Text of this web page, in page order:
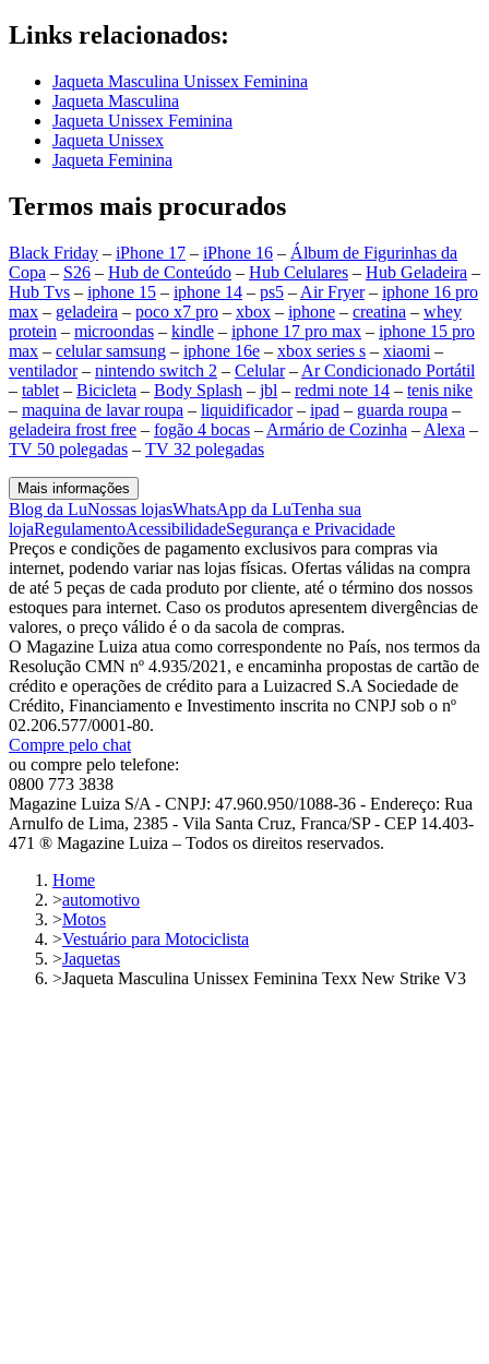
Links relacionados:
Jaqueta Masculina Unissex Feminina
Jaqueta Masculina
Jaqueta Unissex Feminina
Jaqueta Unissex
Jaqueta Feminina
Termos mais procurados
Black Friday – iPhone 17 – iPhone 16 – Álbum de Figurinhas da
Copa – S26 – Hub de Conteúdo – Hub Celulares – Hub Geladeira –
Hub Tvs – iphone 15 – iphone 14 – ps5 – Air Fryer– iphone 16 pro
max – geladeira – poco x7 pro – xbox – iphone – creatina – whey
protein – microondas – kindle – iphone 17 pro max – iphone 15 pro
max – celular samsung – iphone 16e – xbox series s – xiaomi –
ventilador– nintendo switch 2 – Celular– Ar Condicionado Portátil
– tablet – Bicicleta – Body Splash – jbl – redmi note 14 – tenis nike
– maquina de lavar roupa – liquidificador– ipad – guarda roupa –
geladeira frost free – fogão 4 bocas – Armário de Cozinha – Alexa –
TV 50 polegadas – TV 32 polegadas
Mais informações
Blog da LuNossas lojasWhatsApp da LuTenha sua
lojaRegulamentoAcessibilidadeSegurança e Privacidade
Preços e condições de pagamento exclusivos para compras via
internet, podendo variar nas lojas físicas. Ofertas válidas na compra
de até 5 peças de cada produto por cliente, até o término dos nossos
estoques para internet. Caso os produtos apresentem divergências de
valores, o preço válido é o da sacola de compras.
O Magazine Luiza atua como correspondente no País, nos termos da
Resolução CMN nº 4.935/2021, e encaminha propostas de cartão de
crédito e operações de crédito para a Luizacred S.A Sociedade de
Crédito, Financiamento e Investimento inscrita no CNPJ sob o nº
02.206.577/0001-80.
Compre pelo chat
ou compre pelo telefone:
0800 773 3838
Magazine Luiza S/A - CNPJ: 47.960.950/1088-36 - Endereço: Rua
Arnulfo de Lima, 2385 - Vila Santa Cruz, Franca/SP - CEP 14.403-
471 ® Magazine Luiza – Todos os direitos reservados.
Home
>automotivo
>Motos
>Vestuário para Motociclista
>Jaquetas
>Jaqueta Masculina Unissex Feminina Texx New Strike V3